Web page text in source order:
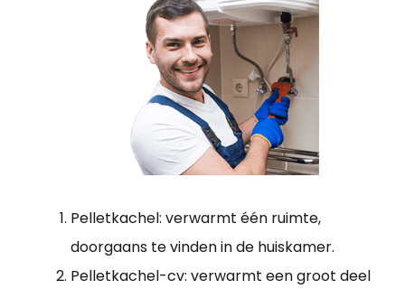
Pelletkachel: verwarmt één ruimte,
doorgaans te vinden in de huiskamer.
Pelletkachel-cv: verwarmt een groot deel